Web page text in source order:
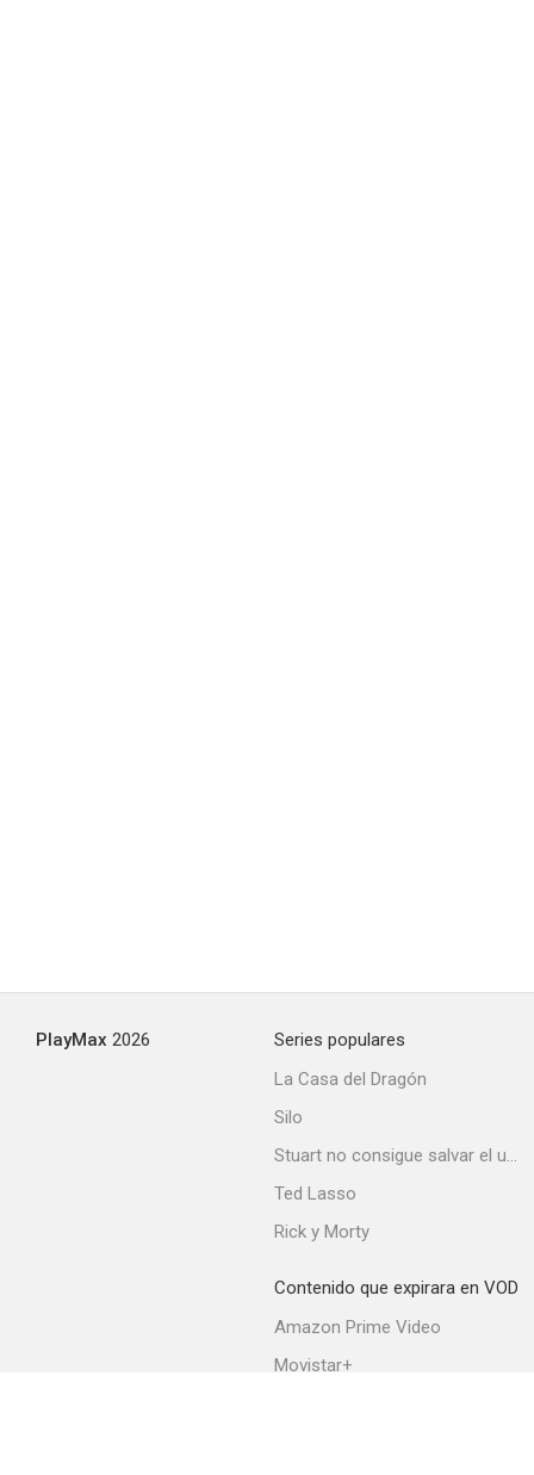
PlayMax 2026
Series populares
La Casa del Dragón
Silo
Stuart no consigue salvar el universo
Ted Lasso
Rick y Morty
Contenido que expirara en VOD
Amazon Prime Video
Movistar+